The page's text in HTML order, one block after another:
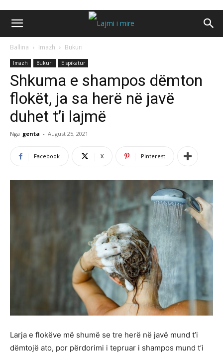
Ballina Imazh Bukuri
Imazh Bukuri E spikatur
Shkuma e shampos dëmton
flokët, ja sa herë në javë
duhet t’i lajmë
Nga genta - August 25, 2021
Facebook X Pinterest
Larja e flokëve më shumë se tre herë në javë mund t’i
dëmtojë ato, por përdorimi i tepruar i shampos mund t’i